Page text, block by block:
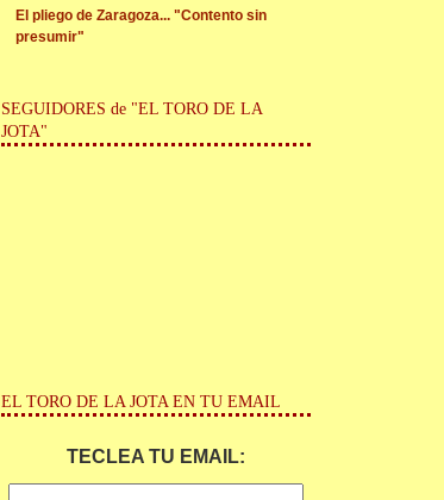
El pliego de Zaragoza... "Contento sin
presumir"
SEGUIDORES de "EL TORO DE LA
JOTA"
EL TORO DE LA JOTA EN TU EMAIL
TECLEA TU EMAIL: